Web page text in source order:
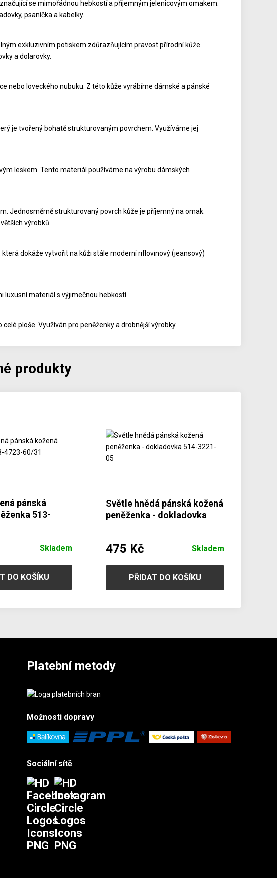
se mimořádnou hebkostí a příjemným jelenicovým omakem.
psaníčka a kabelky.
exkluzivním potiskem zdůrazňujícím pravost přírodní kůže.
a dolarovky.
nebo loveckého nubuku. Z této kůže vyrábíme dámské a pánské
je tvořený bohatě strukturovaným povrchem. Využíváme jej
leskem. Tento materiál používáme na výrobu dámských
Jednosměrně strukturovaný povrch kůže je příjemný na omak.
výrobků.
dokáže vytvořit na kůži stále moderní riflovinový (jeansový)
luxusní materiál s výjimečnou hebkostí.
ploše. Využíván pro peněženky a drobnější výrobky.
produkty
pánská
513-
Skladem
DO KOŠÍKU
Světle hnědá pánská kožená
peněženka - dokladovka
475 Kč Skladem
PŘIDAT DO KOŠÍKU
Platební metody
Možnostidopravy
Sociální sítě